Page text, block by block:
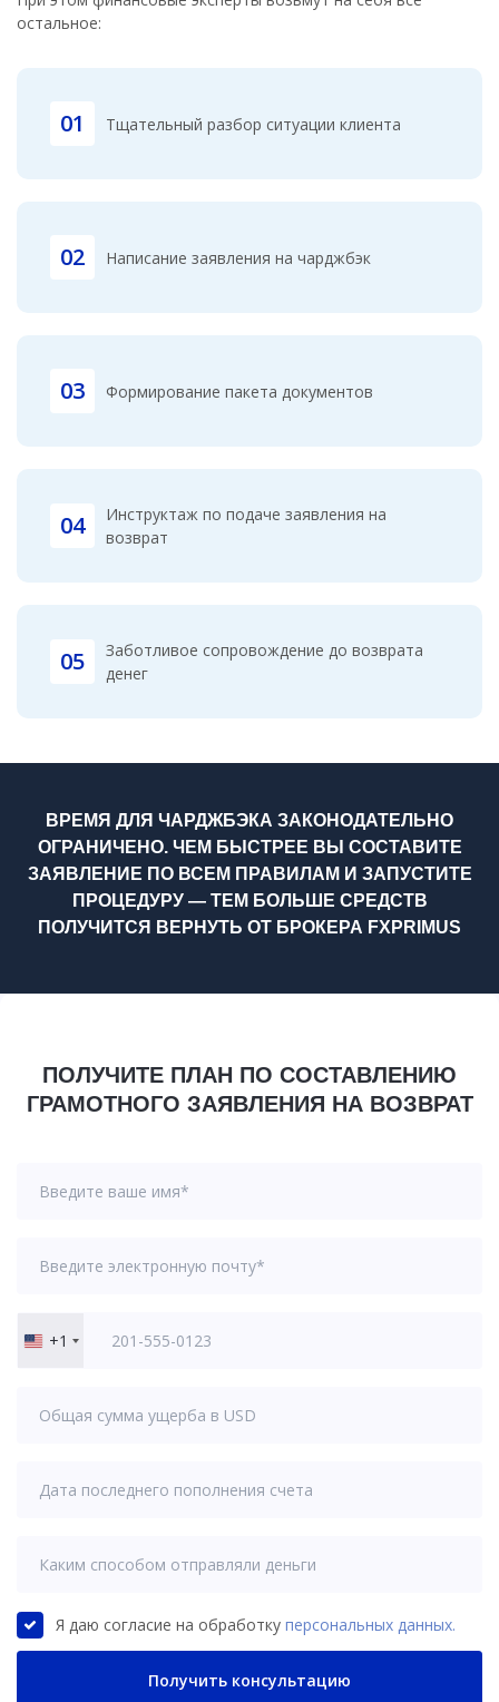
остальное:
01 Тщательный разбор ситуации клиента
02 Написание заявления на чарджбэк
03 Формирование пакета документов
04
Инструктаж по подаче заявления на
возврат
05
Заботливое сопровождение до возврата
денег
ВРЕМЯ ДЛЯ ЧАРДЖБЭКА ЗАКОНОДАТЕЛЬНО
ОГРАНИЧЕНО. ЧЕМ БЫСТРЕЕ ВЫ СОСТАВИТЕ
ЗАЯВЛЕНИЕ ПО ВСЕМ ПРАВИЛАМ И ЗАПУСТИТЕ
ПРОЦЕДУРУ — ТЕМ БОЛЬШЕ СРЕДСТВ
ПОЛУЧИТСЯ ВЕРНУТЬ ОТ БРОКЕРА FXPRIMUS
ПОЛУЧИТЕ ПЛАН ПО СОСТАВЛЕНИЮ
ГРАМОТНОГО ЗАЯВЛЕНИЯ НА ВОЗВРАТ
United
+1
Я даю согласие на обработку персональных данных.
Получить консультацию